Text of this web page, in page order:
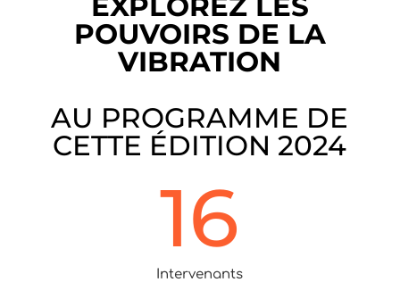
POUVOIRS DE LA
VIBRATION
AU PROGRAMME DE
CETTE ÉDITION 2024
16
Intervenants